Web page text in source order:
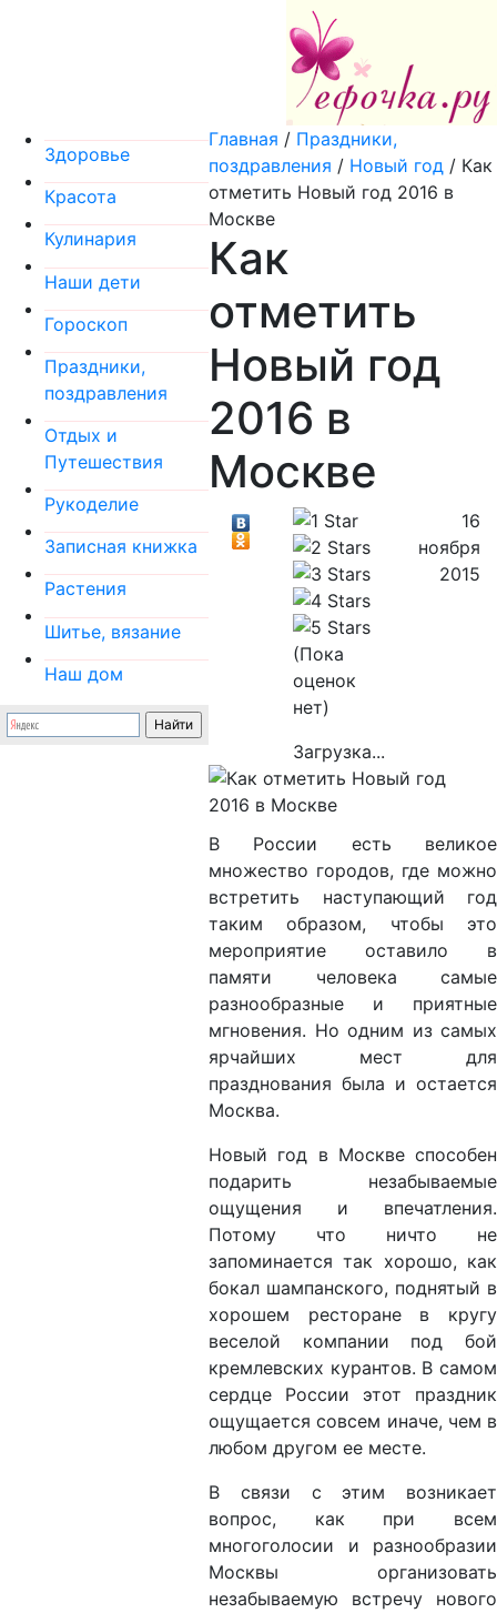
Здоровье
Красота
Кулинария
Наши дети
Гороскоп
Праздники,
поздравления
Отдых и
Путешествия
Рукоделие
Записная книжка
Растения
Шитье, вязание
Наш дом
Главная / Праздники,
поздравления / Новый год / Как
отметить Новый год 2016 в
Москве
Как
отметить
Новый год
2016 в
Москве
(Пока
оценок
нет)
Загрузка...
16
ноября
2015
В России есть великое
множество городов, где можно
встретить наступающий год
таким образом, чтобы это
мероприятие оставило в
памяти человека самые
разнообразные и приятные
мгновения. Но одним из самых
ярчайших мест для
празднования была и остается
Москва.
Новый год в Москве способен
подарить незабываемые
ощущения и впечатления.
Потому что ничто не
запоминается так хорошо, как
бокал шампанского, поднятый в
хорошем ресторане в кругу
веселой компании под бой
кремлевских курантов. В самом
сердце России этот праздник
ощущается совсем иначе, чем в
любом другом ее месте.
В связи с этим возникает
вопрос, как при всем
многоголосии и разнообразии
Москвы организовать
незабываемую встречу нового